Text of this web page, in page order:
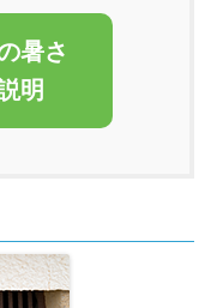
暑さ
明